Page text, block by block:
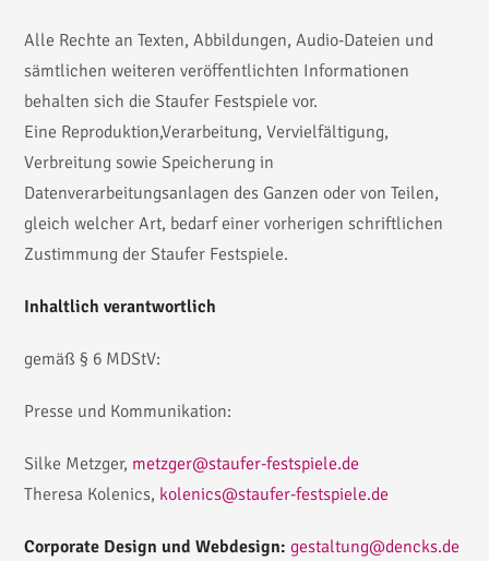
Alle Rechte an Texten, Abbildungen, Audio-Dateien und
sämtlichen weiteren veröffentlichten Informationen
behalten sich die Staufer Festspiele vor.
Eine Reproduktion,Verarbeitung, Vervielfältigung,
Verbreitung sowie Speicherung in
Datenverarbeitungsanlagen des Ganzen oder von Teilen,
gleich welcher Art, bedarf einer vorherigen schriftlichen
Zustimmung der Staufer Festspiele.
Inhaltlich verantwortlich
gemäß § 6 MDStV:
Presse und Kommunikation:
Silke Metzger, metzger@staufer-festspiele.de
Theresa Kolenics, kolenics@staufer-festspiele.de
Corporate Design und Webdesign:gestaltung@dencks.de